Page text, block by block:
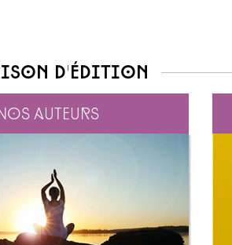
d'édition
auteurs